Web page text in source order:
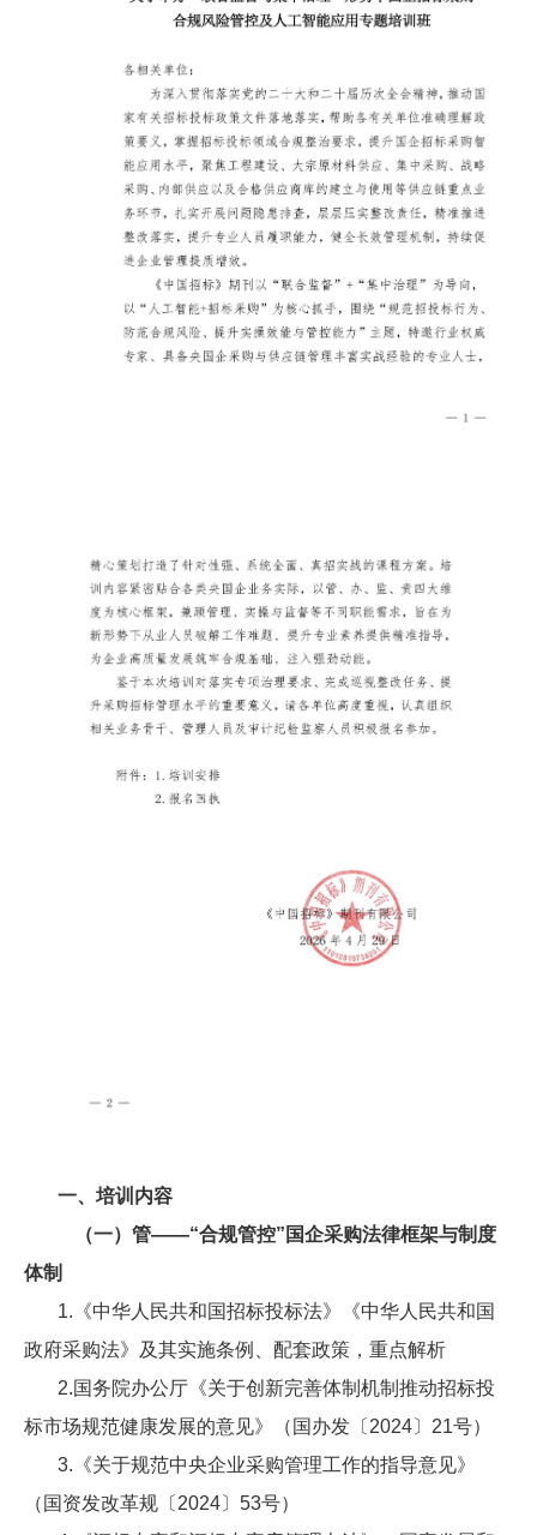
一、培训内容
（一）管——“合规管控”国企采购法律框架与制度
体制
1.《中华人民共和国招标投标法》《中华人民共和国
政府采购法》及其实施条例、配套政策，重点解析
2.国务院办公厅《关于创新完善体制机制推动招标投
标市场规范健康发展的意见》（国办发〔2024〕21号）
3.《关于规范中央企业采购管理工作的指导意见》
（国资发改革规〔2024〕53号）